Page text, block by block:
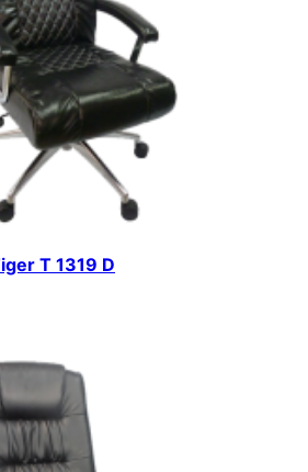
T 1319 D